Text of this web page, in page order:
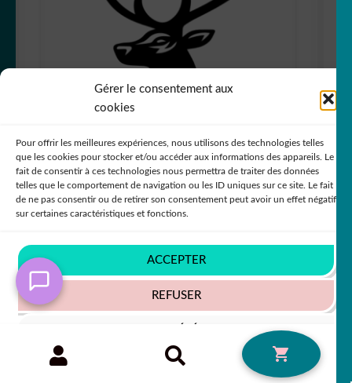
Gérer le consentement aux
cookies
Pour offrir les meilleures expériences, nous utilisons des technologies telles
que les cookies pour stocker et/ou accéder aux informations des appareils. Le
fait de consentir à ces technologies nous permettra de traiter des données
telles que le comportement de navigation ou les ID uniques sur ce site. Le fait
de ne pas consentir ou de retirer son consentement peut avoir un effet négatif
sur certaines caractéristiques et fonctions.
ACCEPTER
REFUSER
Politique de confidentialité
Sticker Autocollant Cerf Buste
+63 COULEURS
50% SUR LE 2ÈME !!
Recherche
RECHERCHE